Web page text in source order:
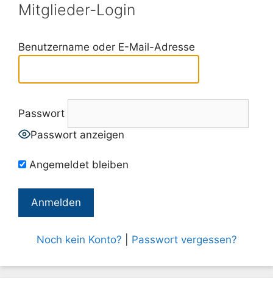
Mitglieder-Login
Benutzername oder E-Mail-Adresse
Passwort
Passwort anzeigen
Angemeldet bleiben
Noch kein Konto? Passwort vergessen?